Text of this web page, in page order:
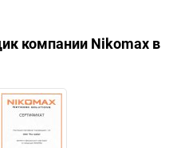
компании Nikomax в